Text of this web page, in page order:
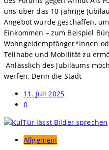
uns über das 10-jährige
Angebot wurde geschaffen,
Einkommen – zum Beispiel
Wohngeldempfänger*innen
Teilhabe und Mobilität zu
Anlässlich des Jubiläums
werfen. Denn die Stadt
11. Juli 2025
0
Allgemein